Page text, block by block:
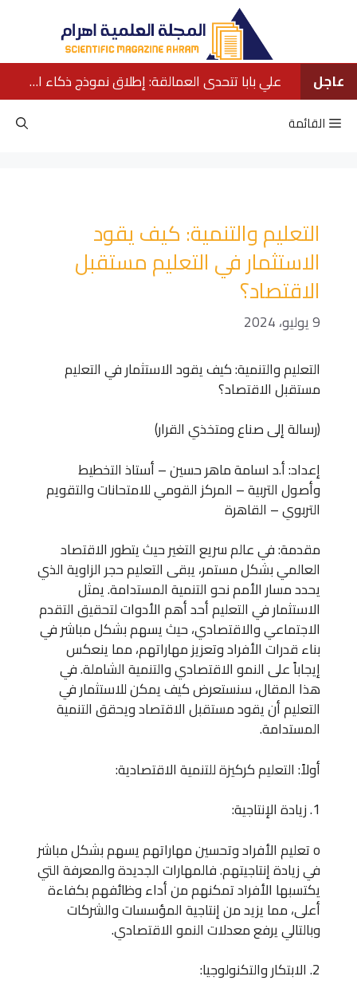
عاجل
علي بابا تتحدى العمالقة: إطلاق نموذج ذكاء اصطناعي ينافس كبار الشركات الأمريكية
القائمة
التعليم والتنمية: كيف يقود
الاستثمار في التعليم مستقبل
الاقتصاد؟
9 يوليو، 2024
التعليم والتنمية: كيف يقود الاستثمار في التعليم
مستقبل الاقتصاد؟
(رسالة إلى صناع ومتخذي القرار)
إعداد: أ.د اسامة ماهر حسين – أستاذ التخطيط
وأصول التربية – المركز القومي للامتحانات والتقويم
التربوي – القاهرة
مقدمة: في عالم سريع التغير حيث يتطور الاقتصاد
العالمي بشكل مستمر، يبقى التعليم حجر الزاوية الذي
يحدد مسار الأمم نحو التنمية المستدامة. يمثل
الاستثمار في التعليم أحد أهم الأدوات لتحقيق التقدم
الاجتماعي والاقتصادي، حيث يسهم بشكل مباشر في
بناء قدرات الأفراد وتعزيز مهاراتهم، مما ينعكس
إيجاباً على النمو الاقتصادي والتنمية الشاملة. في
هذا المقال، سنستعرض كيف يمكن للاستثمار في
التعليم أن يقود مستقبل الاقتصاد ويحقق التنمية
المستدامة.
أولاً: التعليم كركيزة للتنمية الاقتصادية:
1. زيادة الإنتاجية:
o تعليم الأفراد وتحسين مهاراتهم يسهم بشكل مباشر
في زيادة إنتاجيتهم. فالمهارات الجديدة والمعرفة التي
يكتسبها الأفراد تمكنهم من أداء وظائفهم بكفاءة
أعلى، مما يزيد من إنتاجية المؤسسات والشركات
وبالتالي يرفع معدلات النمو الاقتصادي.
2. الابتكار والتكنولوجيا: